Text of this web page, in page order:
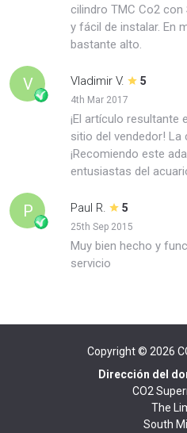
cilindro TMC Co2 con
y fácil de instalar. En
bastante alto.
V Vladimir V. 5
4th Mar 2017
¡El artículo resultante
sitio del vendedor! La
¡Recomiendo este
entusiastas del
P Paul R. 5
25th Sep 2015
Muy bien hecho y
servicio
Copyright © 2026
Dirección del
CO2
The
South